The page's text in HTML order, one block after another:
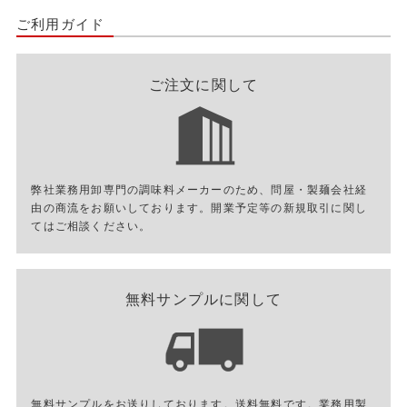
ご利用ガイド
ご注文に関して
弊社業務用卸専門の調味料メーカーのため、問屋・製麺会社経
由の商流をお願いしております。開業予定等の新規取引に関し
てはご相談ください。
無料サンプルに関して